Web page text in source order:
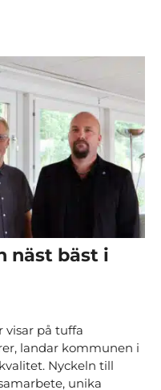
näst bäst i
visar på tuffa
landar kommunen i
Nyckeln till
unika